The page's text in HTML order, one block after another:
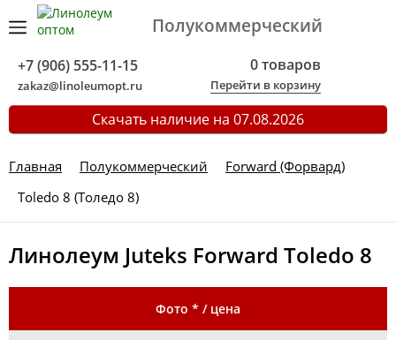
Полукоммерческий
Скачать наличие на 07.08.2026
+7 (906) 555-11-15
zakaz@linoleumopt.ru
0 товаров
Перейти в корзину
Главная Полукоммерческий
Forward (Форвард)
Toledo 8 (Толедо 8)
Линолеум Juteks Forward Toledo 8
Фото * / цена